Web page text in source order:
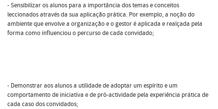
- Sensibilizar os alunos para a importância dos temas e conceitos
leccionados através da sua aplicação prática. Por exemplo, a noção do
ambiente que envolve a organização e o gestor é aplicada e realçada pela
forma como influenciou o percurso de cada convidado;
- Demonstrar aos alunos a utilidade de adoptar um espírito e um
comportamento de iniciativa e de pró-actividade pela experiência prática de
cada caso dos convidados;